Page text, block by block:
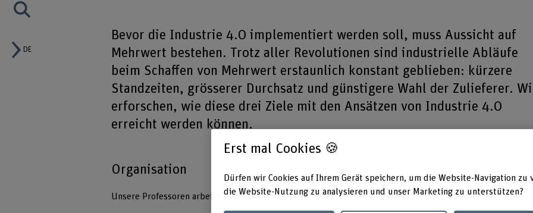
DE
Bevor die Industrie 4.0 implementiert werden soll, muss Aussicht auf
Mehrwert bestehen. Trotz aller Revolutionen sind industrielle Abläufe
beim Schaffen von Mehrwert erstaunlich konstant geblieben: kürzere
Standzeiten, grösserer Durchsatz und günstigere Wahl der Zulieferer.
erforschen, wie diese drei Ziele mit den Ansätzen von Industrie 4.0
erreicht werden können.
Organisation
Unsere Professoren arbeiten in drei Forschungsgruppen:
Erst mal Cookies 🍪
Dürfen wir Cookies auf Ihrem Gerät speichern, um die Website-Navigation zu
die Website-Nutzung zu analysieren und unser Marketing zu unterstützen?